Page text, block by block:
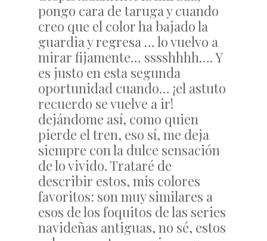
pongo cara de taruga y cuando
creo que el color ha bajado la
guardia y regresa … lo vuelvo a
mirar fijamente… sssshhhh…. Y
es justo en esta segunda
oportunidad cuando… ¡el astuto
recuerdo se vuelve a ir!
dejándome así, como quien
pierde el tren, eso sí, me deja
siempre con la dulce sensación
de lo vivido. Trataré de
describir estos, mis colores
favoritos: son muy similares a
esos de los foquitos de las series
navideñas antiguas, no sé, estos